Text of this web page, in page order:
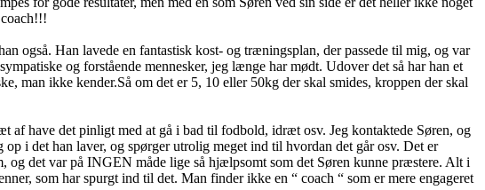
også. Han lavede en fantastisk kost- og træningsplan, der passede til mig, og var
og forstående mennesker, jeg længe har mødt. Udover det så har han et
man ikke kender.Så om det er 5, 10 eller 50kg der skal smides, kroppen der skal
af have det pinligt med at gå i bad til fodbold, idræt osv. Jeg kontaktede Søren, og
i det han laver, og spørger utrolig meget ind til hvordan det går osv. Det er
og det var på INGEN måde lige så hjælpsomt som det Søren kunne præstere. Alt i
som har spurgt ind til det. Man finder ikke en “ coach “ som er mere engageret